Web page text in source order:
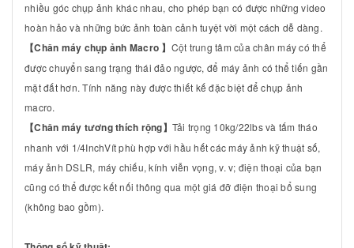
nhiều góc chụp ảnh khác nhau, cho phép bạn có được những video
hoàn hảo và những bức ảnh toàn cảnh tuyệt vời một cách dễ dàng.
【Chân máy chụp ảnh Macro 】 Cột trung tâm của chân máy có thể
được chuyển sang trạng thái đảo ngược, để máy ảnh có thể tiến gần
mặt đất hơn. Tính năng này được thiết kế đặc biệt để chụp ảnh
macro.
【Chân máy tương thích rộng】 Tải trọng 10kg/22lbs và tấm tháo
nhanh với 1/4InchVít phù hợp với hầu hết các máy ảnh kỹ thuật số,
máy ảnh DSLR, máy chiếu, kính viễn vọng, v. v; điện thoại của bạn
cũng có thể được kết nối thông qua một giá đỡ điện thoại bổ sung
(không bao gồm).